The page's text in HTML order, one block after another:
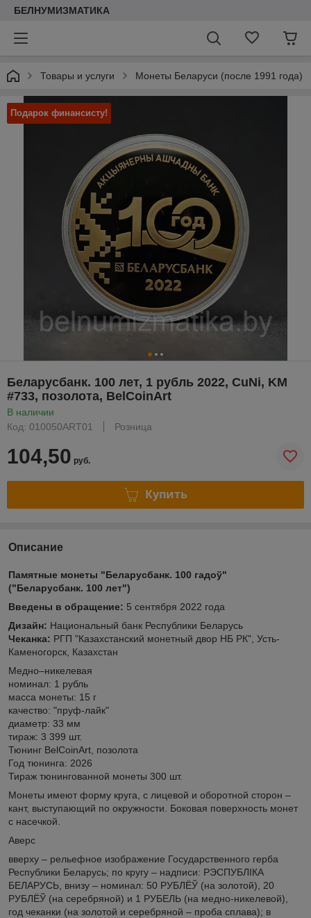
БЕЛНУМИЗМАТИКА
Товары и услуги Монеты Беларуси (после 1991 года)
Подарок финансисту!
Беларусбанк. 100 лет, 1 рубль 2022, CuNi, KM
#733, позолота, BelCoinArt
В наличии
Код: 010050ART01
Розница
104,50 руб.
Купить
Описание
Памятные монеты "Беларусбанк. 100 гадоў"
("Беларусбанк. 100 лет")
Введены в обращение: 5 сентября 2022 года
Дизайн: Национальный банк Республики Беларусь
Чеканка: РГП "Казахстанский монетный двор НБ РК", Усть-
Каменогорск, Казахстан
Медно–никелевая
номинал: 1 рубль
масса монеты: 15 г
качество: "пруф-лайк"
диаметр: 33 мм
тираж: 3 399 шт.
Тюнинг BelCoinArt, позолота
Год тюнинга: 2026
Тираж тюнингованной монеты 300 шт.
Монеты имеют форму круга, с лицевой и оборотной сторон –
кант, выступающий по окружности. Боковая поверхность монет
с насечкой.
Аверс
вверху – рельефное изображение Государственного герба
Республики Беларусь; по кругу ‒ надписи: РЭСПУБЛІКА
БЕЛАРУСЬ, внизу – номинал: 50 РУБЛЁЎ (на золотой), 20
РУБЛЁЎ (на серебряной) и 1 РУБЕЛЬ (на медно-никелевой),
год чеканки (на золотой и серебряной – проба сплава); в